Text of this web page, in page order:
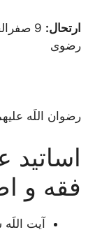
ارتحال:
رضوی
رضوان اللَه
اساتید
فقه و
آیت